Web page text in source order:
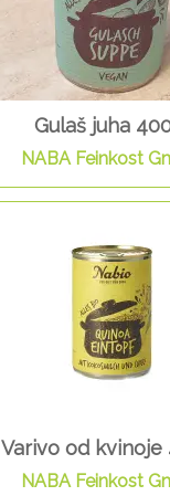
Gulaš juha
NABA Feinkost
Varivo od kvinoje
NABA Feinkost